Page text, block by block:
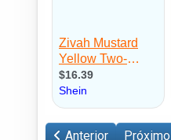
Anterior Próximo